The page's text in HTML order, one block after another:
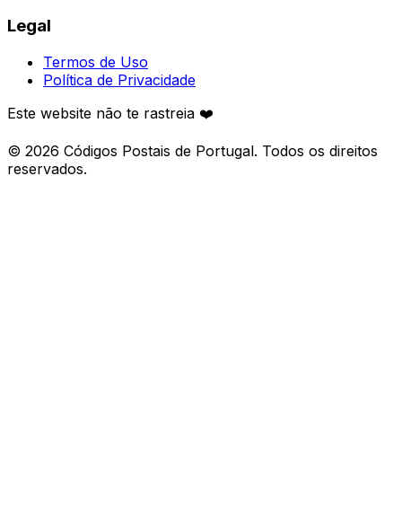
Legal
Termos de Uso
Política de Privacidade
Este website não te rastreia ❤️
© 2026 Códigos Postais de Portugal. Todos os direitos
reservados.